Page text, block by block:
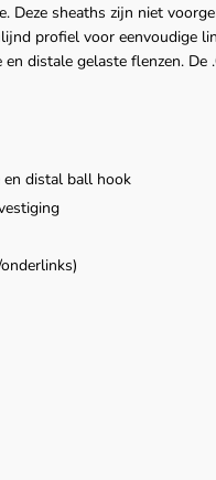
Deze sheaths zijn niet
profiel voor eenvoudige
distale gelaste flenzen.
distal ball hook